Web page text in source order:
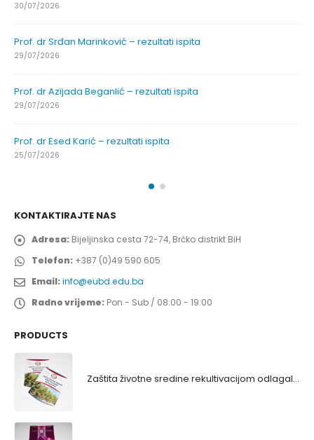
30/07/2026
Prof. dr Srđan Marinković – rezultati ispita
29/07/2026
Prof. dr Azijada Beganlić – rezultati ispita
29/07/2026
Prof. dr Esed Karić – rezultati ispita
25/07/2026
KONTAKTIRAJTE NAS
Adresa: Bijeljinska cesta 72-74, Brčko distrikt BiH
Telefon: +387 (0)49 590 605
Email:info@eubd.edu.ba
Radno vrijeme: Pon - Sub / 08:00 - 19:00
PRODUCTS
Zaštita životne sredine rekultivacijom odlagališta